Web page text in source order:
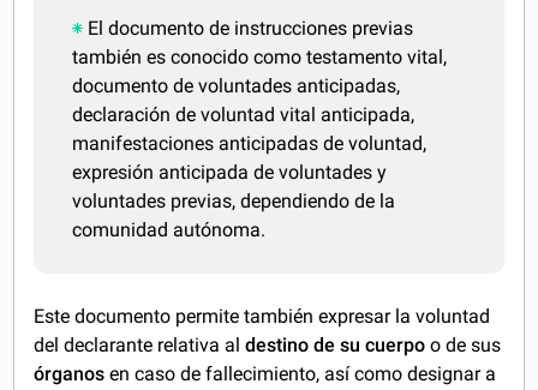
El documento de instrucciones previas
también es conocido como testamento vital,
documento de voluntades anticipadas,
declaración de voluntad vital anticipada,
manifestaciones anticipadas de voluntad,
expresión anticipada de voluntades y
voluntades previas, dependiendo de la
comunidad autónoma.
Este documento permite también expresar la voluntad
del declarante relativa aldestino de su cuerpo o de sus
órganosen caso de fallecimiento, así como designar a